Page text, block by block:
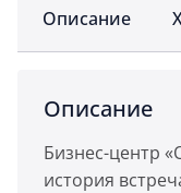
Описание
Описание
Бизнес-центр
история